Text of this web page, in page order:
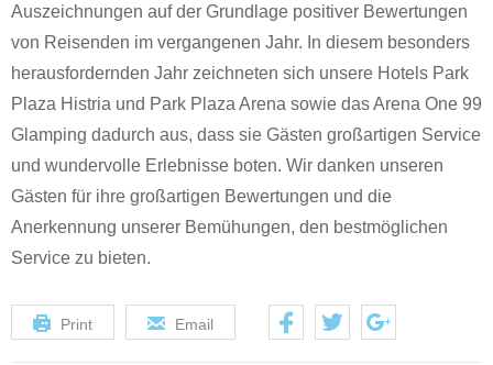
Auszeichnungen auf der Grundlage positiver Bewertungen
von Reisenden im vergangenen Jahr. In diesem besonders
herausfordernden Jahr zeichneten sich unsere Hotels Park
Plaza Histria und Park Plaza Arena sowie das Arena One 99
Glamping dadurch aus, dass sie Gästen großartigen Service
und wundervolle Erlebnisse boten. Wir danken unseren
Gästen für ihre großartigen Bewertungen und die
Anerkennung unserer Bemühungen, den bestmöglichen
Service zu bieten.
Print Email